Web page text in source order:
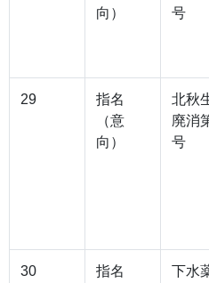
向）
号
29
指名
（意
向）
北秋
廃消
号
30
指名
下水